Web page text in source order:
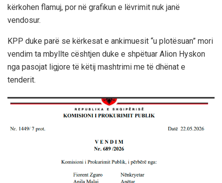
kërkohen flamuj, por në grafikun e lëvrimit nuk janë
vendosur.
KPP duke parë se kërkesat e ankimuesit “u plotësuan” mori
vendim ta mbyllte cështjen duke e shpëtuar Alion Hyskon
nga pasojat ligjore të këtij mashtrimi me të dhënat e
tenderit.